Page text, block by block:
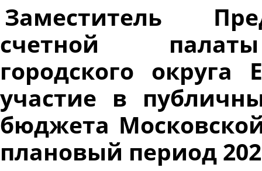
Заместитель
счетной палаты
городского округа
участие в
бюджета
плановый период